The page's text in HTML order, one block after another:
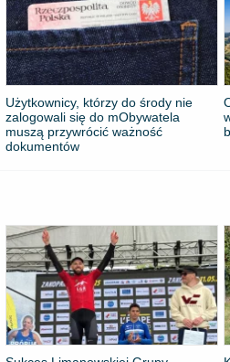
Użytkownicy, którzy do środy nie
zalogowali się do mObywatela
muszą przywrócić ważność
dokumentów